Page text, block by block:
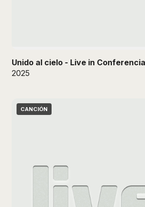
Unido al cielo - Live in
2025
CANCIÓN